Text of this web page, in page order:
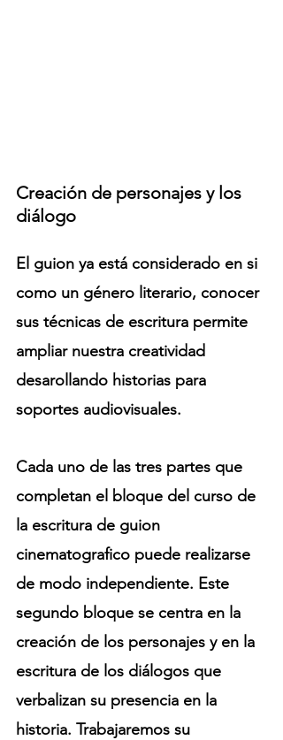
Creación de personajes y los
diálogo
El guion ya está considerado en si
como un género literario, conocer
sus técnicas de escritura permite
ampliar nuestra creatividad
desarollando historias para
soportes audiovisuales.
Cada uno de las tres partes que
completan el bloque del curso de
la escritura de guion
cinematografico puede realizarse
de modo independiente. Este
segundo bloque se centra en la
creación de los personajes y en la
escritura de los diálogos que
verbalizan su presencia en la
historia. Trabajaremos su